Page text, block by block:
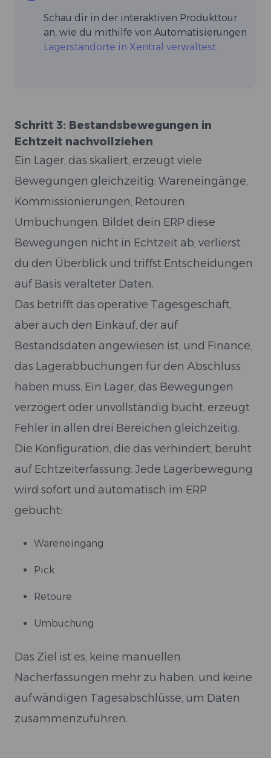
Schau dir in der interaktiven Produkttour
an, wie du mithilfe von Automatisierungen
Lagerstandorte in Xentral verwaltest.
Schritt 3: Bestandsbewegungen in
Echtzeit nachvollziehen
Ein Lager, das skaliert, erzeugt viele
Bewegungen gleichzeitig: Wareneingänge,
Kommissionierungen, Retouren,
Umbuchungen. Bildet dein ERP diese
Bewegungen nicht in Echtzeit ab, verlierst
du den Überblick und triffst Entscheidungen
auf Basis veralteter Daten.
Das betrifft das operative Tagesgeschäft,
aber auch den Einkauf, der auf
Bestandsdaten angewiesen ist, und Finance,
das Lagerabbuchungen für den Abschluss
haben muss. Ein Lager, das Bewegungen
verzögert oder unvollständig bucht, erzeugt
Fehler in allen drei Bereichen gleichzeitig.
Die Konfiguration, die das verhindert, beruht
auf Echtzeiterfassung: Jede Lagerbewegung
wird sofort und automatisch im ERP
gebucht:
Wareneingang
Pick
Retoure
Umbuchung
Das Ziel ist es, keine manuellen
Nacherfassungen mehr zu haben, und keine
aufwändigen Tagesabschlüsse, um Daten
zusammenzuführen.